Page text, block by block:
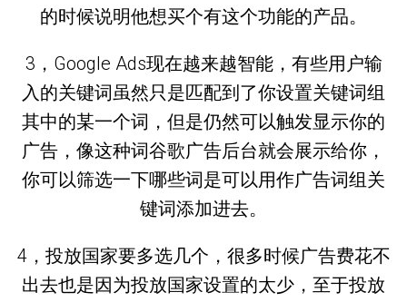
的时候说明他想买个有这个功能的产品。
3，Google Ads现在越来越智能，有些用户输
入的关键词虽然只是匹配到了你设置关键词组
其中的某一个词，但是仍然可以触发显示你的
广告，像这种词谷歌广告后台就会展示给你，
你可以筛选一下哪些词是可以用作广告词组关
键词添加进去。
4，投放国家要多选几个，很多时候广告费花不
出去也是因为投放国家设置的太少，至于投放